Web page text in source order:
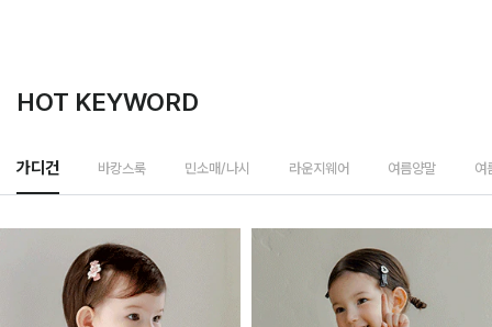
HOT KEYWORD
가디건 바캉스룩 민소매/나시 라운지웨어 여름양말 여